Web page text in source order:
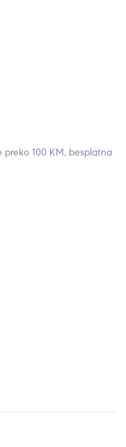
preko 100 KM, besplatna